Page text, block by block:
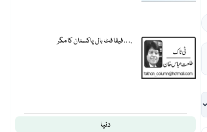
فیفا فٹ بال پاکستان کا مگر….
دنیا